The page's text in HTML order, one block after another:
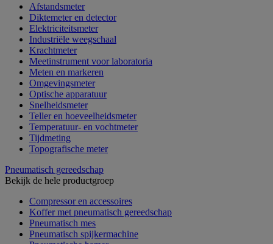
Afstandsmeter
Diktemeter en detector
Elektriciteitsmeter
Industriële weegschaal
Krachtmeter
Meetinstrument voor laboratoria
Meten en markeren
Omgevingsmeter
Optische apparatuur
Snelheidsmeter
Teller en hoeveelheidsmeter
Temperatuur- en vochtmeter
Tijdmeting
Topografische meter
Pneumatisch gereedschap
Bekijk de hele productgroep
Compressor en accessoires
Koffer met pneumatisch gereedschap
Pneumatisch mes
Pneumatisch spijkermachine